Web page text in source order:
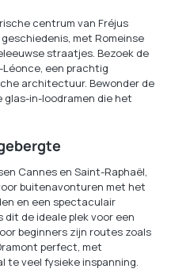
centrum van Fréjus
met Romeinse
straatjes. Bezoek de
een prachtig
architectuur. Bewonder de
glas-in-loodramen die het
Cannes en Saint-Raphaël,
buitenavonturen met het
en een spectaculair
de ideale plek voor een
beginners zijn routes zoals
perfect, met
te veel fysieke inspanning.